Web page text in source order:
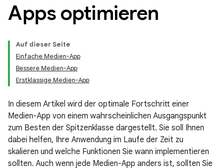
Apps optimieren
Auf dieser Seite
Einfache Medien-App
Bessere Medien-App
Erstklassige Medien-App
In diesem Artikel wird der optimale Fortschritt einer
Medien-App von einem wahrscheinlichen Ausgangspunkt
zum Besten der Spitzenklasse dargestellt. Sie soll Ihnen
dabei helfen, Ihre Anwendung im Laufe der Zeit zu
skalieren und welche Funktionen Sie wann implementieren
sollten. Auch wenn jede Medien-App anders ist, sollten Sie